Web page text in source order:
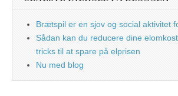
Brætspil er en sjov og social aktivitet
Sådan kan du reducere dine
tricks til at spare på elprisen
Nu med blog